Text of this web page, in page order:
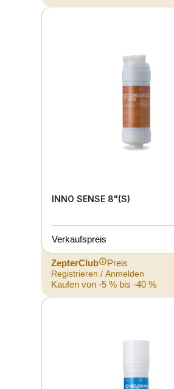
INNO SENSE 8"(S)
Verkaufspreis
ZepterClub Preis
Registrieren / Anmelden
Kaufen von -5 % bis -40 %